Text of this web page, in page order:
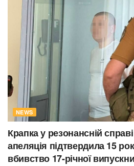
NEWS
Крапка у резонансній
апеляція підтвердила 15
вбивство 17-річної